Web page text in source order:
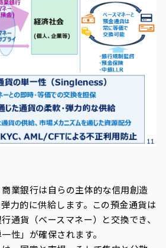
業銀行は自らの主体的な信用創造
力的に供給します。この預金通貨は
通貨（ベースマネー）と交換でき、
性」が確保されます。